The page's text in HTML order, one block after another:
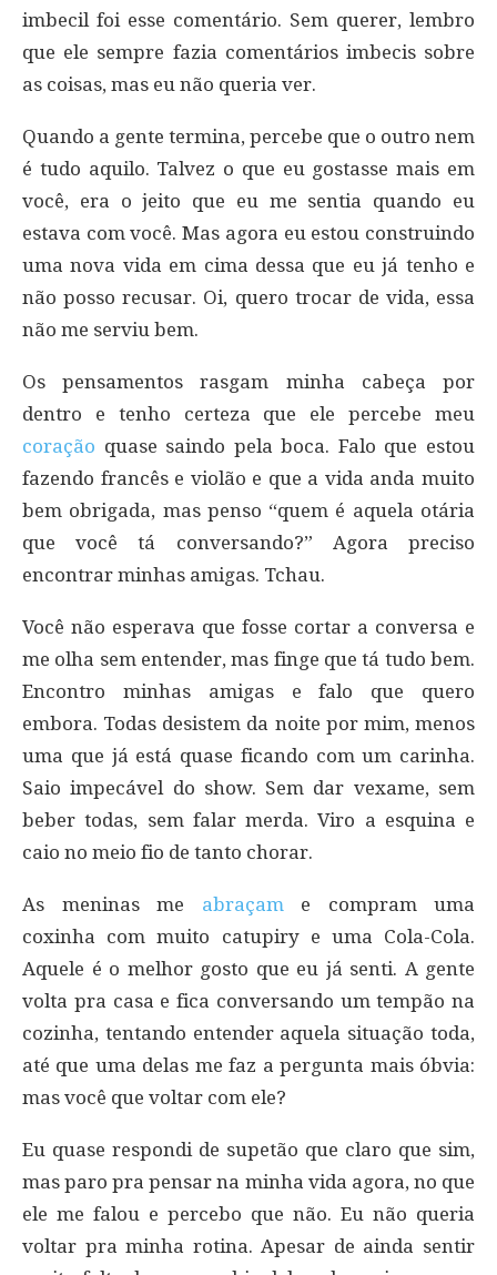
imbecil foi esse comentário. Sem querer, lembro
que ele sempre fazia comentários imbecis sobre
as coisas, mas eu não queria ver.
Quando a gente termina, percebe que o outro nem
é tudo aquilo. Talvez o que eu gostasse mais em
você, era o jeito que eu me sentia quando eu
estava com você. Mas agora eu estou construindo
uma nova vida em cima dessa que eu já tenho e
não posso recusar. Oi, quero trocar de vida, essa
não me serviu bem.
Os pensamentos rasgam minha cabeça por
dentro e tenho certeza que ele percebe meu
coração quase saindo pela boca. Falo que estou
fazendo francês e violão e que a vida anda muito
bem obrigada, mas penso “quem é aquela otária
que você tá conversando?” Agora preciso
encontrar minhas amigas. Tchau.
Você não esperava que fosse cortar a conversa e
me olha sem entender, mas finge que tá tudo bem.
Encontro minhas amigas e falo que quero
embora. Todas desistem da noite por mim, menos
uma que já está quase ficando com um carinha.
Saio impecável do show. Sem dar vexame, sem
beber todas, sem falar merda. Viro a esquina e
caio no meio fio de tanto chorar.
As meninas me abraçam e compram uma
coxinha com muito catupiry e uma Cola-Cola.
Aquele é o melhor gosto que eu já senti. A gente
volta pra casa e fica conversando um tempão na
cozinha, tentando entender aquela situação toda,
até que uma delas me faz a pergunta mais óbvia:
mas você que voltar com ele?
Eu quase respondi de supetão que claro que sim,
mas paro pra pensar na minha vida agora, no que
ele me falou e percebo que não. Eu não queria
voltar pra minha rotina. Apesar de ainda sentir